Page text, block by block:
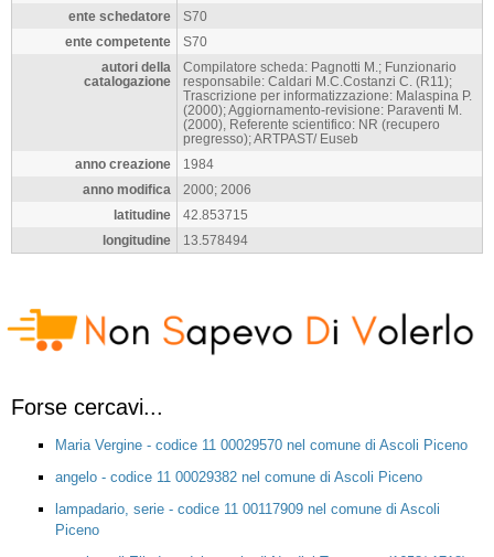
ente schedatore
S70
ente competente
S70
autori della
catalogazione
Compilatore scheda: Pagnotti M.; Funzionario
responsabile: Caldari M.C.Costanzi C. (R11);
Trascrizione per informatizzazione: Malaspina P.
(2000); Aggiornamento-revisione: Paraventi M.
(2000), Referente scientifico: NR (recupero
pregresso); ARTPAST/ Euseb
anno creazione
1984
anno modifica
2000; 2006
latitudine
42.853715
longitudine
13.578494
Forse cercavi...
Maria Vergine - codice 11 00029570 nel comune di Ascoli Piceno
angelo - codice 11 00029382 nel comune di Ascoli Piceno
lampadario, serie - codice 11 00117909 nel comune di Ascoli
Piceno